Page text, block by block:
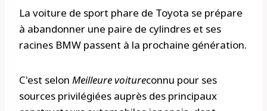
La voiture de sport phare de Toyota se prépare
à abandonner une paire de cylindres et ses
racines BMW passent à la prochaine génération.
C'est selon Meilleure voitureconnu pour ses
sources privilégiées auprès des principaux